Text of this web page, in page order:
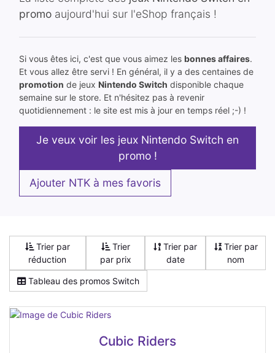
promo aujourd'hui sur l'eShop français !
Si vous êtes ici, c'est que vous aimez les bonnes affaires.
Et vous allez être servi ! En général, il y a des centaines de
promotion de jeux Nintendo Switch disponible chaque
semaine sur le store. Et n'hésitez pas à revenir
quotidiennement : le site est mis à jour en temps réel ;-) !
Je veux voir les jeux Nintendo Switch en
promo !
Ajouter NTK à mes favoris
Trier par
réduction
Trier
par prix
Trier par
date
Trier par
nom
Tableau des promos Switch
Cubic Riders